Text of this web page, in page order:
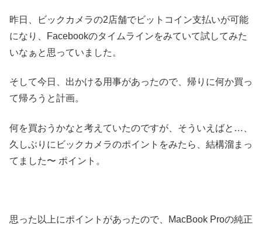
昨日、ビックカメラの2店舗でビットコイン支払いが可能
になり、Facebookのタイムラインをみていて試してみた
いなぁと思っていました。
そして今日、出かける用事があったので、帰りに何か買っ
て帰ろうと計画。
何を買おうかなと考えていたのですが、そういえばと…、
久しぶりにビックカメラのポイントをみたら、結構溜まっ
てました〜 ポイント。
思った以上にポイントがあったので、MacBook Proの純正